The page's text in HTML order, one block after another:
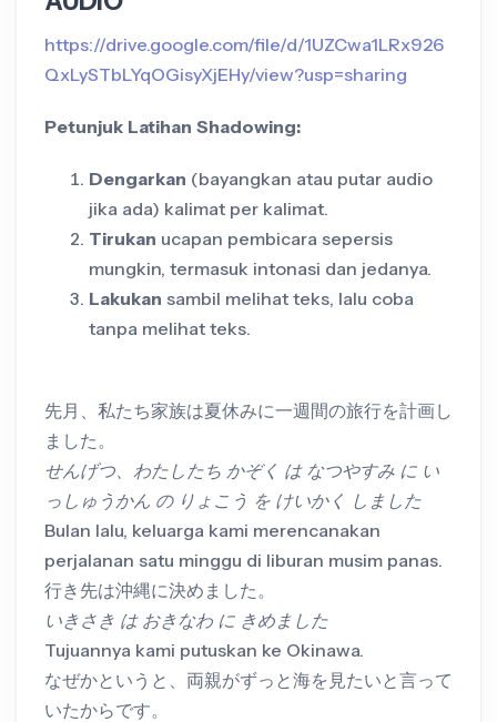
https://drive.google.com/file/d/1UZCwa1LRx926
QxLySTbLYqOGisyXjEHy/view?usp=sharing
Petunjuk Latihan Shadowing:
Dengarkan (bayangkan atau putar audio
jika ada) kalimat per kalimat.
Tirukan ucapan pembicara sepersis
mungkin, termasuk intonasi dan jedanya.
Lakukan sambil melihat teks, lalu coba
tanpa melihat teks.
先月、私たち家族は夏休みに一週間の旅行を計画し
ました。
せんげつ、わたしたち かぞく は なつやすみ に い
っしゅうかん の りょこう を けいかく しました
Bulan lalu, keluarga kami merencanakan
perjalanan satu minggu di liburan musim panas.
行き先は沖縄に決めました。
いきさき は おきなわ に きめました
Tujuannya kami putuskan ke Okinawa.
なぜかというと、両親がずっと海を見たいと言って
いたからです。